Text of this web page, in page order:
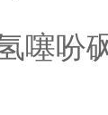
噻吩